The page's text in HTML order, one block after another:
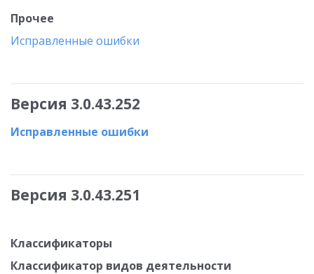
Прочее
Исправленные ошибки
Версия 3.0.43.252
Исправленные ошибки
Версия 3.0.43.251
Классификаторы
Классификатор видов деятельности